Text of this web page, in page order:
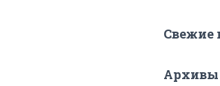
Свежие
Архивы